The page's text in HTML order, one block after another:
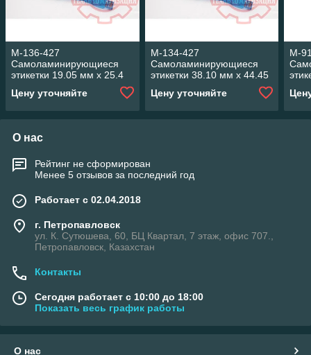
M-136-427
Самоламинирующиеся
этикетки 19.05 мм х 25.4
мм. Винил белый, печать
черным.
Цену уточняйте
M-134-427
Самоламинирующиеся
этикетки 38.10 мм х 44.45
мм. Винил белый,печать
черным
Цену уточняйте
M-
О нас
Рейтинг не сформирован
Менее 5 отзывов за последний год
Работает с 02.04.2018
г. Петропавловск
ул. К. Сутюшева, 60, БЦ Квартал, 7 этаж, офис 707.,
Петропавловск, Казахстан
Контакты
Сегодня работает с 10:00 до 18:00
Показать весь график работы
О нас